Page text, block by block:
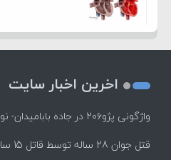
اخرین اخبار سایت
واژگونی پژو۲۰۶ در جاده بابامیدان- نورآباد با ۳ مصدوم
قتل جوان 28 ساله توسط قاتل 15 ساله در کازرون